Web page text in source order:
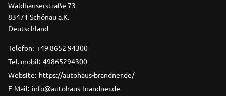
Waldhauserstraße 73
83471 Schönau a.K.
Deutschland
Telefon: +49 8652 94300
Tel. mobil: 49865294300
Website: https://autohaus-brandner.de/
E-Mail: info@autohaus-brandner.de